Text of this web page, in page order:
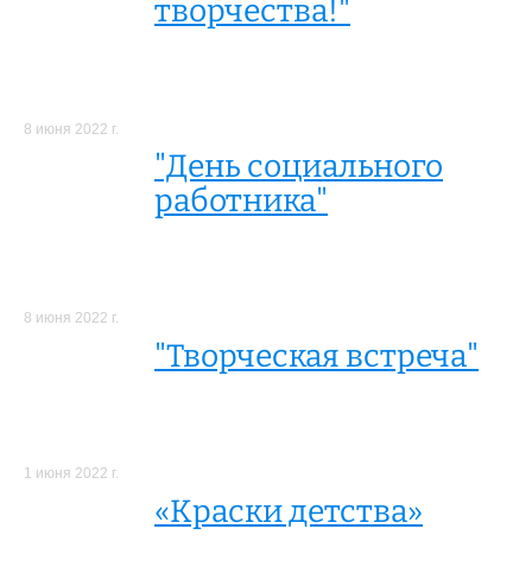
творчества!"
8 июня 2022 г.
"День социального
работника"
8 июня 2022 г.
"Творческая встреча"
1 июня 2022 г.
«Краски детства»